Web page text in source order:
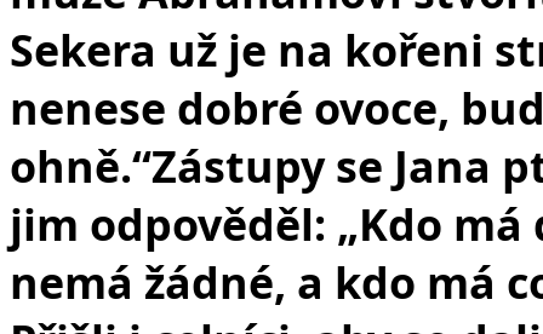
Sekera už je na kořeni
nenese dobré ovoce,
ohně.“Zástupy se Jana
jim odpověděl: „Kdo
nemá žádné, a kdo má